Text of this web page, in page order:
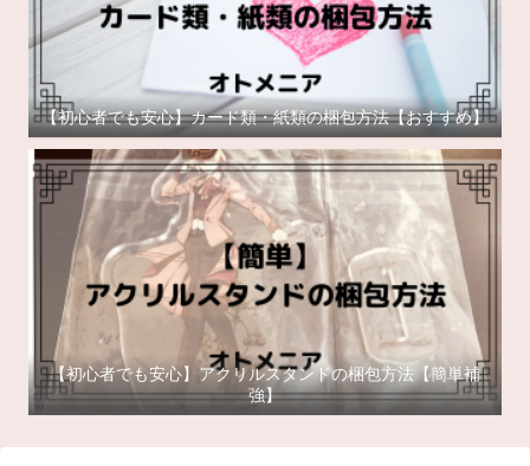
【初心者でも安心】カード類・紙類の梱包方法【おすすめ】
【初心者でも安心】アクリルスタンドの梱包方法【簡単補
強】